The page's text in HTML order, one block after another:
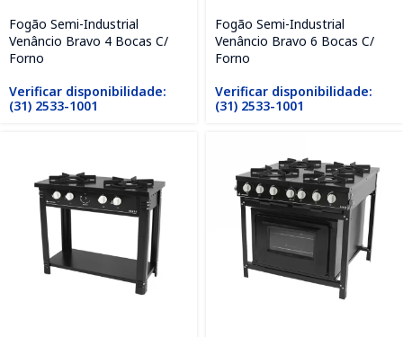
Fogão Semi-Industrial
Venâncio Bravo 4 Bocas C/
Forno
Verificar disponibilidade:
(31) 2533-1001
Fogão Semi-Industrial
Venâncio Bravo 6 Bocas C/
Forno
Verificar disponibilidade:
(31) 2533-1001